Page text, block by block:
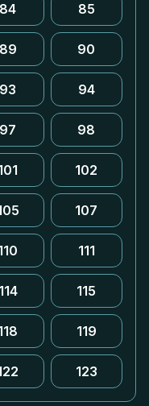
84 85
89 90
93 94
97 98
102
107
111
114 115
119
123